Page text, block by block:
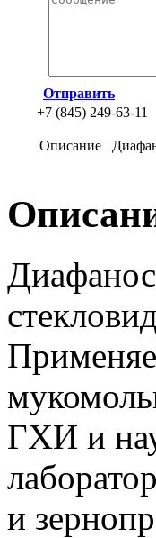
Отправить
+7 (845) 249-63-11
Описание
ГХИ и
и